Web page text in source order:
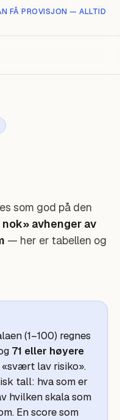
FÅ PROVISJON — ALLTID
som god på den
nok» avhenger av
— her er tabellen og
(1–100) regnes
71 eller høyere
«svært lav risiko».
tall: hva som er
hvilken skala som
En score som